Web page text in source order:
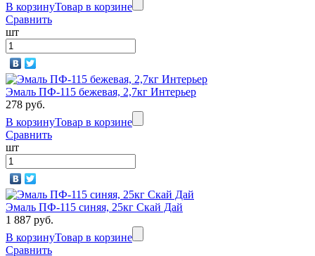
В корзинуТовар в корзине
Сравнить
шт
Эмаль ПФ-115 бежевая, 2,7кг Интерьер
278 руб.
В корзинуТовар в корзине
Сравнить
шт
Эмаль ПФ-115 синяя, 25кг Скай Дай
1 887 руб.
В корзинуТовар в корзине
Сравнить